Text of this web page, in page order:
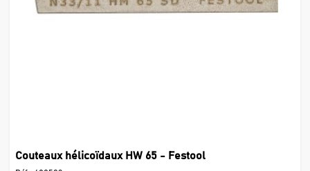
Couteaux hélicoïdaux HW 65 - Festool